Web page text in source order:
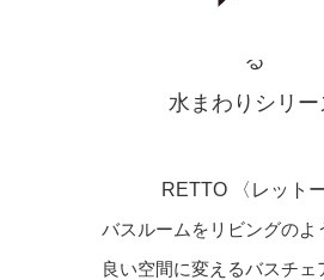
る
水まわりシリー
RETTO 〈レットー
バスルームをリビングのよ
良い空間に変えるバスチェ